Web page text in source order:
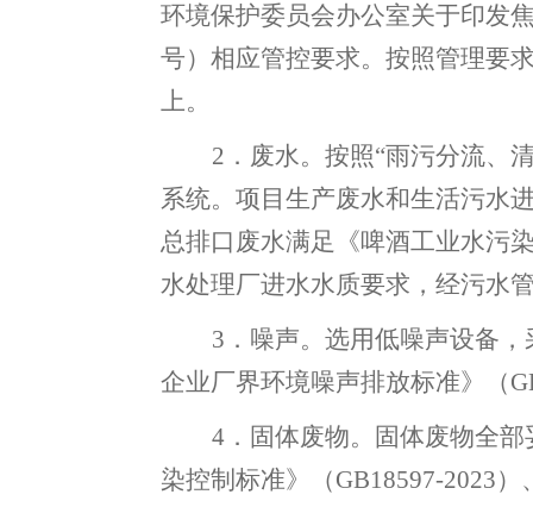
环境保护委员会办公室关于印发
号）相应管控要求。 按照管理要
上。
2．废水。 按照“雨污分流、
系统。 项目生产废水和生活污水
总排口废水满足《啤酒工业水污
水处理厂进水水质要求 ， 经污水
3．噪声。 选用低噪声设备 ，
企业厂界环境噪声排放标准》（
4．固体废物。
固体废物全部
染控制标准》（GB18597-2023）